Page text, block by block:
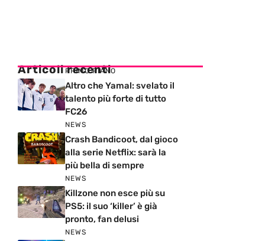
Articoli recenti
PRIMO PIANO
Altro che Yamal: svelato il
talento più forte di tutto
FC26
NEWS
Crash Bandicoot, dal gioco
alla serie Netflix: sarà la
più bella di sempre
NEWS
Killzone non esce più su
PS5: il suo ‘killer’ è già
pronto, fan delusi
NEWS